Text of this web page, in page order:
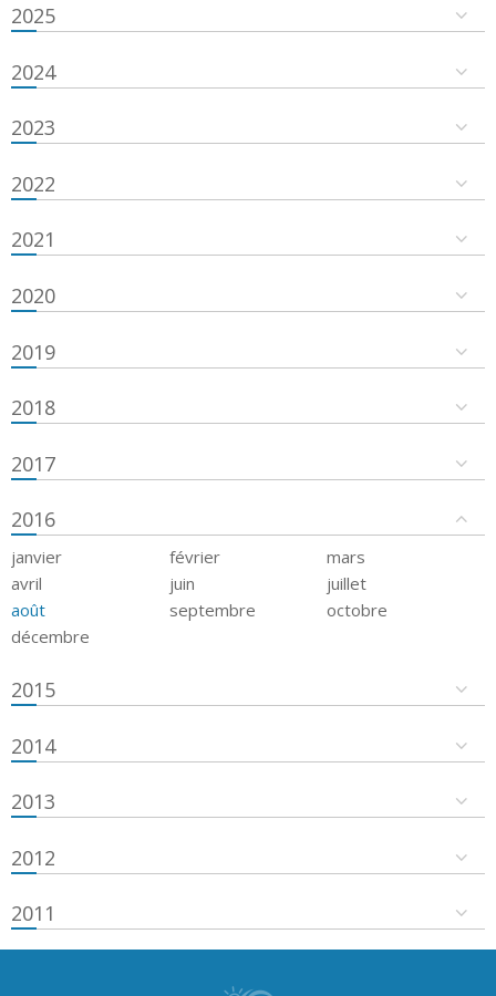
2025
2024
2023
2022
2021
2020
2019
2018
2017
2016
janvier février
mars
avril
juin
juillet
août
septembre
octobre
décembre
2015
2014
2013
2012
2011